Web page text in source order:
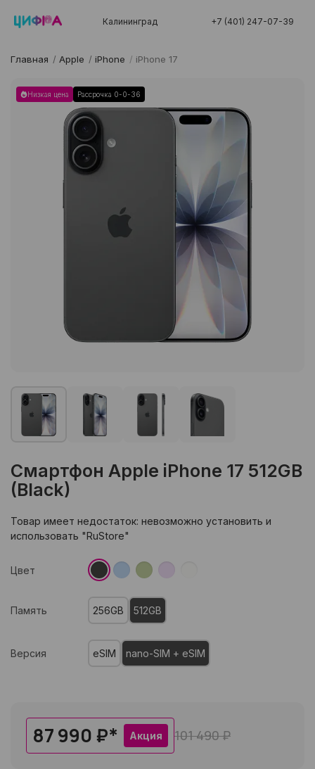
Калининград +7 (401) 247-07-39
Главная / Apple / iPhone / iPhone 17
Низкая цена Рассрочка 0-0-36
Смартфон Apple iPhone 17 512GB
(Black)
Товар имеет недостаток: невозможно установить и
использовать "RuStore"
Цвет
Память 256GB 512GB
Версия eSIM nano-SIM + eSIM
87 990 ₽* Акция 101 490 ₽